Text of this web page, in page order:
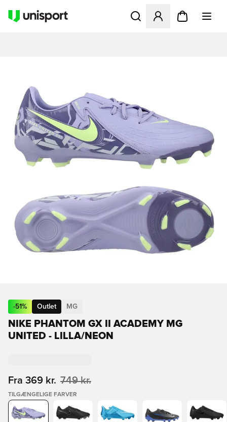
Åbner en Modal til at
-51% Outlet MG
NIKE PHANTOM GX II ACADEMY MG
UNITED - LILLA/NEON
Fra 369 kr. 749 kr.
TILGÆNGELIGE FARVER